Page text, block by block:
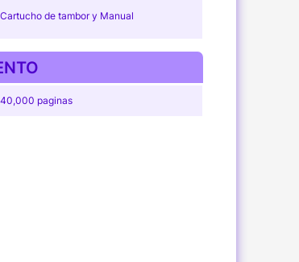
Cartucho de tambor y Manual
40,000 paginas